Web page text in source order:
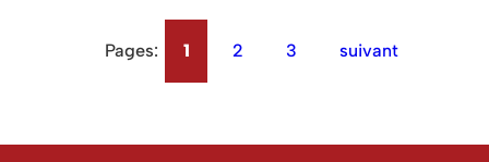
Pages: 1 2 3 suivant